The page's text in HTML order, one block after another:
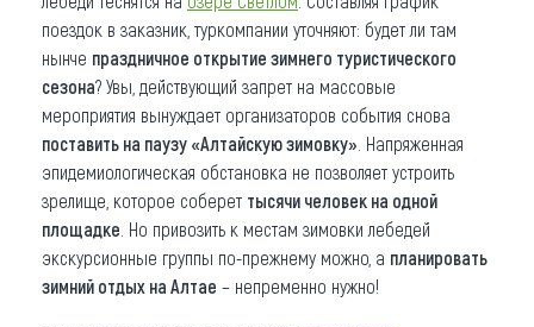
поездок в заказник, туркомпании уточняют: будет ли там
нынче праздничное открытие зимнего туристического
сезона? Увы, действующий запрет на массовые
мероприятия вынуждает организаторов события снова
поставить на паузу «Алтайскую зимовку» . Напряженная
эпидемиологическая обстановка не позволяет устроить
зрелище, которое соберет тысячи человек на одной
площадке . Но привозить к местам зимовки лебедей
экскурсионные группы по-прежнему можно, а планировать
зимний отдых на Алтае – непременно нужно!